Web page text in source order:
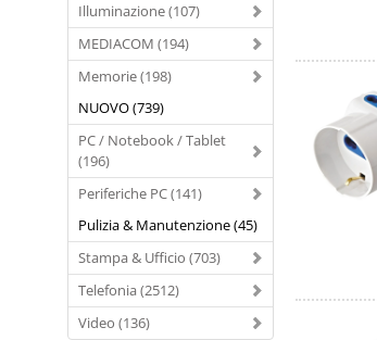
Illuminazione (107)
MEDIACOM (194)
Memorie (198)
NUOVO (739)
PC / Notebook / Tablet
(196)
Periferiche PC (141)
Pulizia & Manutenzione (45)
Stampa & Ufficio (703)
Telefonia (2512)
Video (136)